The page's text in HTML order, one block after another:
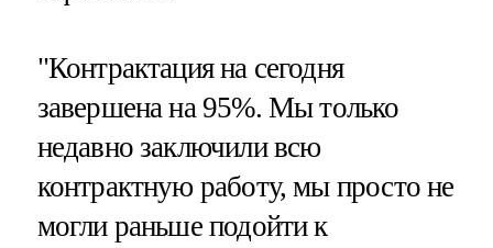
"Контрактация на сегодня
завершена на 95%. Мы только
недавно заключили всю
контрактную работу, мы просто не
могли раньше подойти к